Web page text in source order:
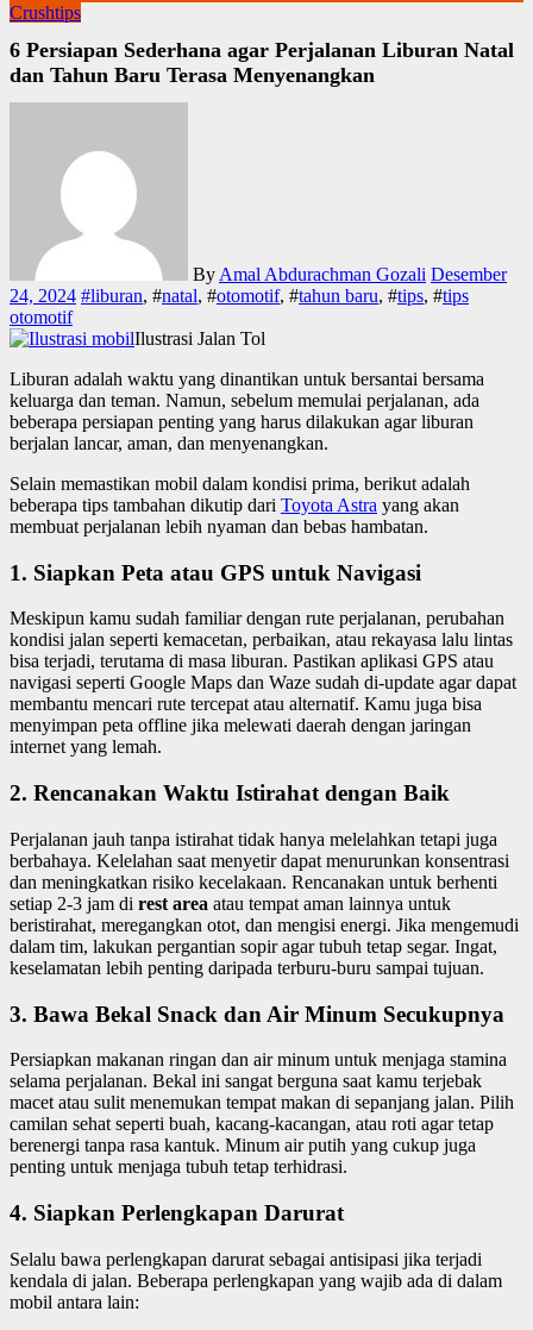
Crushtips
6 Persiapan Sederhana agar Perjalanan Liburan Natal
dan Tahun Baru Terasa Menyenangkan
By Amal Abdurachman Gozali Desember
24, 2024 #liburan, #natal, #otomotif, #tahun baru, #tips, #tips
otomotif
Ilustrasi Jalan Tol
Liburan adalah waktu yang dinantikan untuk bersantai bersama
keluarga dan teman. Namun, sebelum memulai perjalanan, ada
beberapa persiapan penting yang harus dilakukan agar liburan
berjalan lancar, aman, dan menyenangkan.
Selain memastikan mobil dalam kondisi prima, berikut adalah
beberapa tips tambahan dikutip dari Toyota Astra yang akan
membuat perjalanan lebih nyaman dan bebas hambatan.
1. Siapkan Peta atau GPS untuk Navigasi
Meskipun kamu sudah familiar dengan rute perjalanan, perubahan
kondisi jalan seperti kemacetan, perbaikan, atau rekayasa lalu lintas
bisa terjadi, terutama di masa liburan. Pastikan aplikasi GPS atau
navigasi seperti Google Maps dan Waze sudah di-update agar dapat
membantu mencari rute tercepat atau alternatif. Kamu juga bisa
menyimpan peta offline jika melewati daerah dengan jaringan
internet yang lemah.
2. Rencanakan Waktu Istirahat dengan Baik
Perjalanan jauh tanpa istirahat tidak hanya melelahkan tetapi juga
berbahaya. Kelelahan saat menyetir dapat menurunkan konsentrasi
dan meningkatkan risiko kecelakaan. Rencanakan untuk berhenti
setiap 2-3 jam di rest area atau tempat aman lainnya untuk
beristirahat, meregangkan otot, dan mengisi energi. Jika mengemudi
dalam tim, lakukan pergantian sopir agar tubuh tetap segar. Ingat,
keselamatan lebih penting daripada terburu-buru sampai tujuan.
3. Bawa Bekal Snack dan Air Minum Secukupnya
Persiapkan makanan ringan dan air minum untuk menjaga stamina
selama perjalanan. Bekal ini sangat berguna saat kamu terjebak
macet atau sulit menemukan tempat makan di sepanjang jalan. Pilih
camilan sehat seperti buah, kacang-kacangan, atau roti agar tetap
berenergi tanpa rasa kantuk. Minum air putih yang cukup juga
penting untuk menjaga tubuh tetap terhidrasi.
4. Siapkan Perlengkapan Darurat
Selalu bawa perlengkapan darurat sebagai antisipasi jika terjadi
kendala di jalan. Beberapa perlengkapan yang wajib ada di dalam
mobil antara lain: